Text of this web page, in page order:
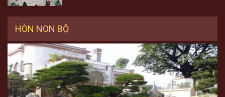
HÒN NON BỘ